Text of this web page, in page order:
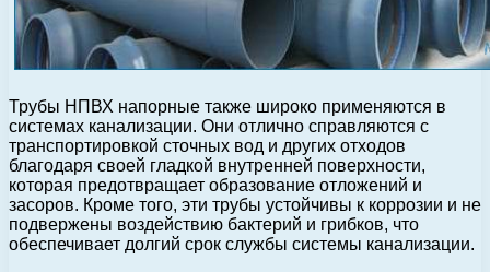
Трубы НПВХ напорные также широко применяются в
системах канализации. Они отлично справляются с
транспортировкой сточных вод и других отходов
благодаря своей гладкой внутренней поверхности,
которая предотвращает образование отложений и
засоров. Кроме того, эти трубы устойчивы к коррозии и не
подвержены воздействию бактерий и грибков, что
обеспечивает долгий срок службы системы канализации.